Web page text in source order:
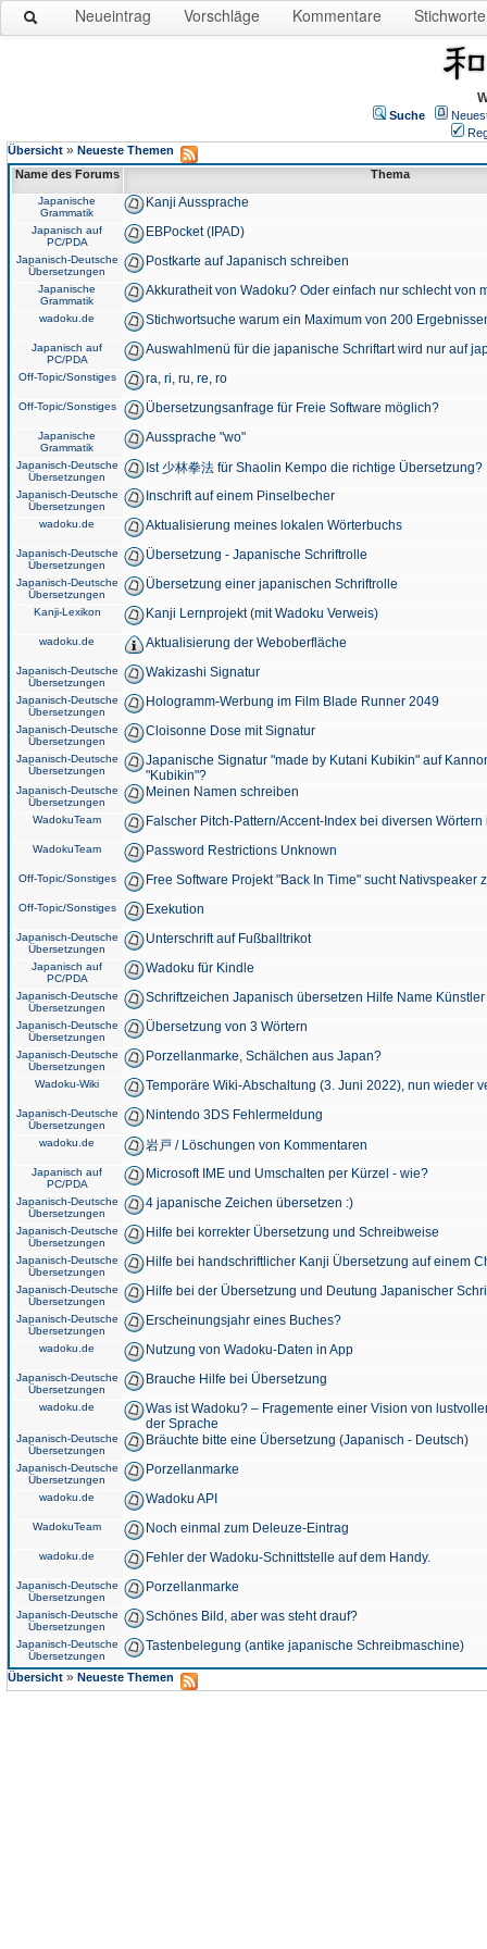
Neueintrag Vorschläge Kommentare Stichworte
Suche
Übersicht » Neueste Themen
Name des Forums
Thema
Japanische
Grammatik
Kanji Aussprache
Japanisch auf
PC/PDA
EBPocket (IPAD)
Japanisch-Deutsche
Übersetzungen
Postkarte auf Japanisch schreiben
Japanische
Grammatik
Akkuratheit von Wadoku? Oder einfach nur schlecht von
wadoku.de Stichwortsuche warum ein Maximum von 200
Japanisch auf
PC/PDA
Auswahlmenü für die japanische Schriftart wird nur auf
Off-Topic/Sonstiges ra, ri, ru, re, ro
Off-Topic/Sonstiges Übersetzungsanfrage für Freie Software möglich?
Japanische
Grammatik
Aussprache "wo"
Japanisch-Deutsche
Übersetzungen
Ist 少林拳法 für Shaolin Kempo die richtige Übersetzung?
Japanisch-Deutsche
Übersetzungen
Inschrift auf einem Pinselbecher
wadoku.de Aktualisierung meines lokalen Wörterbuchs
Japanisch-Deutsche
Übersetzungen
Übersetzung - Japanische Schriftrolle
Japanisch-Deutsche
Übersetzungen
Übersetzung einer japanischen Schriftrolle
Kanji-Lexikon Kanji Lernprojekt (mit Wadoku Verweis)
wadoku.de Aktualisierung der Weboberfläche
Japanisch-Deutsche
Übersetzungen
Wakizashi Signatur
Japanisch-Deutsche
Übersetzungen
Hologramm-Werbung im Film Blade Runner 2049
Japanisch-Deutsche
Übersetzungen
Cloisonne Dose mit Signatur
Japanisch-Deutsche
Übersetzungen
Japanische Signatur "made by Kutani Kubikin" auf
"Kubikin"?
Japanisch-Deutsche
Übersetzungen
Meinen Namen schreiben
WadokuTeam Falscher Pitch-Pattern/Accent-Index bei diversen
WadokuTeam Password Restrictions Unknown
Off-Topic/Sonstiges Free Software Projekt "Back In Time" sucht Nativspeaker
Off-Topic/Sonstiges Exekution
Japanisch-Deutsche
Übersetzungen
Unterschrift auf Fußballtrikot
Japanisch auf
PC/PDA
Wadoku für Kindle
Japanisch-Deutsche
Übersetzungen
Schriftzeichen Japanisch übersetzen Hilfe Name
Japanisch-Deutsche
Übersetzungen
Übersetzung von 3 Wörtern
Japanisch-Deutsche
Übersetzungen
Porzellanmarke, Schälchen aus Japan?
Wadoku-Wiki Temporäre Wiki-Abschaltung (3. Juni 2022), nun wieder
Japanisch-Deutsche
Übersetzungen
Nintendo 3DS Fehlermeldung
wadoku.de 岩戸 / Löschungen von Kommentaren
Japanisch auf
PC/PDA
Microsoft IME und Umschalten per Kürzel - wie?
Japanisch-Deutsche
Übersetzungen
4 japanische Zeichen übersetzen :)
Japanisch-Deutsche
Übersetzungen
Hilfe bei korrekter Übersetzung und Schreibweise
Japanisch-Deutsche
Übersetzungen
Hilfe bei handschriftlicher Kanji Übersetzung auf einem
Japanisch-Deutsche
Übersetzungen
Hilfe bei der Übersetzung und Deutung Japanischer
Japanisch-Deutsche
Übersetzungen
Erscheinungsjahr eines Buches?
wadoku.de Nutzung von Wadoku-Daten in App
Japanisch-Deutsche
Übersetzungen
Brauche Hilfe bei Übersetzung
wadoku.de
Was ist Wadoku? – Fragemente einer Vision von
der Sprache
Japanisch-Deutsche
Übersetzungen
Bräuchte bitte eine Übersetzung (Japanisch - Deutsch)
Japanisch-Deutsche
Übersetzungen
Porzellanmarke
wadoku.de Wadoku API
WadokuTeam Noch einmal zum Deleuze-Eintrag
wadoku.de Fehler der Wadoku-Schnittstelle auf dem Handy.
Japanisch-Deutsche
Übersetzungen
Porzellanmarke
Japanisch-Deutsche
Übersetzungen
Schönes Bild, aber was steht drauf?
Japanisch-Deutsche
Übersetzungen
Tastenbelegung (antike japanische Schreibmaschine)
Übersicht » Neueste Themen